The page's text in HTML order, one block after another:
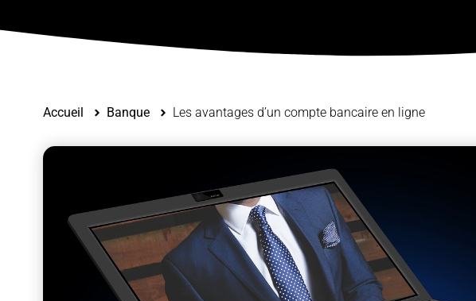
Accueil Banque Les avantages d’un compte bancaire en ligne